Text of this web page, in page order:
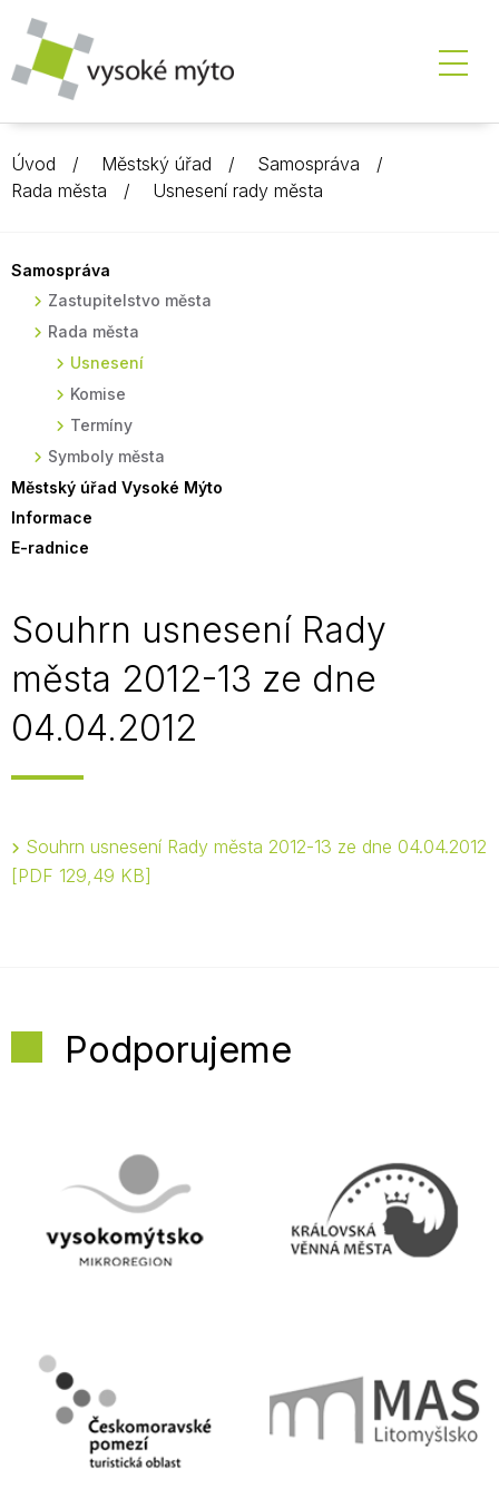
Úvod Městský úřad
Samospráva
Rada města
Usnesení rady města
Samospráva
Zastupitelstvo města
Rada města
Usnesení
Komise
Termíny
Symboly města
Městský úřad Vysoké Mýto
Informace
E-radnice
Souhrn usnesení Rady
města 2012-13 ze dne
04.04.2012
Souhrn usnesení Rady města 2012-13 ze dne 04.04.2012
PDF 129,49 KB
Podporujeme